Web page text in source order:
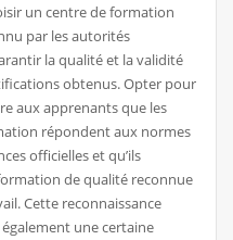
un centre de formation
par les autorités
la qualité et la validité
obtenus. Opter pour
aux apprenants que les
répondent aux normes
officielles et qu’ils
de qualité reconnue
Cette reconnaissance
une certaine